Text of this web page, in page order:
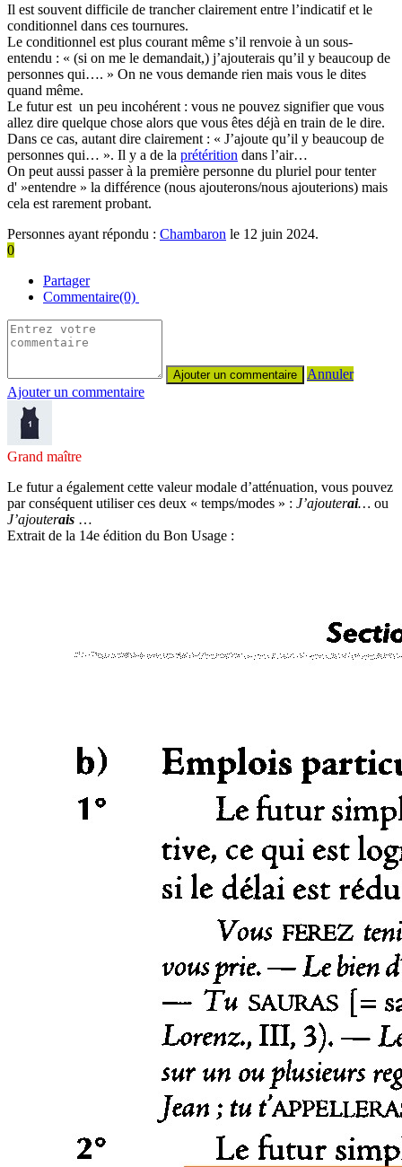
Il est souvent difficile de trancher clairement entre l’indicatif et le
conditionnel dans ces tournures.
Le conditionnel est plus courant même s’il renvoie à un sous-
entendu : « (si on me le demandait,) j’ajouterais qu’il y beaucoup de
personnes qui…. » On ne vous demande rien mais vous le dites
quand même.
Le futur est un peu incohérent : vous ne pouvez signifier que vous
allez dire quelque chose alors que vous êtes déjà en train de le dire.
Dans ce cas, autant dire clairement : « J’ajoute qu’il y beaucoup de
personnes qui… ». Il y a de la prétérition dans l’air…
On peut aussi passer à la première personne du pluriel pour tenter
d' »entendre » la différence (nous ajouterons/nous ajouterions) mais
cela est rarement probant.
Personnes ayant répondu : Chambaron le 12 juin 2024.
0
Partager
Commentaire(0)
Annuler
Ajouter un commentaire
Grand maître
Le futur a également cette valeur modale d’atténuation, vous pouvez
par conséquent utiliser ces deux « temps/modes » : J’ajouterai… ou
J’ajouterais …
Extrait de la 14e édition du Bon Usage :